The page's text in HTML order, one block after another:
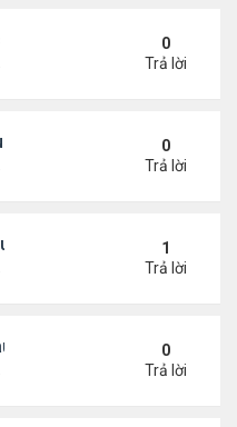
cho bà xã
0
Trả lời
tưởng cho người Mỹ
0
Trả lời
bị khởi tố
1
Trả lời
vụ phát hiện UAV mang
0
Trả lời